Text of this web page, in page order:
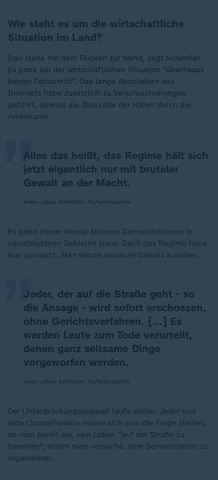
Wie steht es um die wirtschaftliche
Situation im Land?
Iran stehe mit dem Rücken zur Wand, sagt Schindler.
Es gebe bei der wirtschaftlichen Situation "überhaupt
keinen Fortschritt". Das lange Abschalten des
Internets habe zusätzlich zu Verschlechterungen
geführt, ebenso die Blockade der Häfen durch die
Amerikaner.
Alles das heißt, das Regime hält sich
jetzt eigentlich nur mit brutaler
Gewalt an der Macht.
„
Es gebe immer wieder kleinere Demonstrationen in
verschiedenen Gebieten Irans. Doch das Regime habe
klar gemacht: Man werde absolute Gewalt ausüben.
Jeder, der auf die Straße geht - so
die Ansage - wird sofort erschossen,
ohne Gerichtsverfahren. [...] Es
werden Leute zum Tode verurteilt,
denen ganz seltsame Dinge
vorgeworfen werden.
„
Der Unterdrückungsapparat laufe weiter. Jeder und
jede Oppositionelle müsse sich also die Frage stellen,
ob man bereit sei, sein Leben "auf der Straße zu
beenden", indem man versuche, eine Demonstration zu
organisieren.